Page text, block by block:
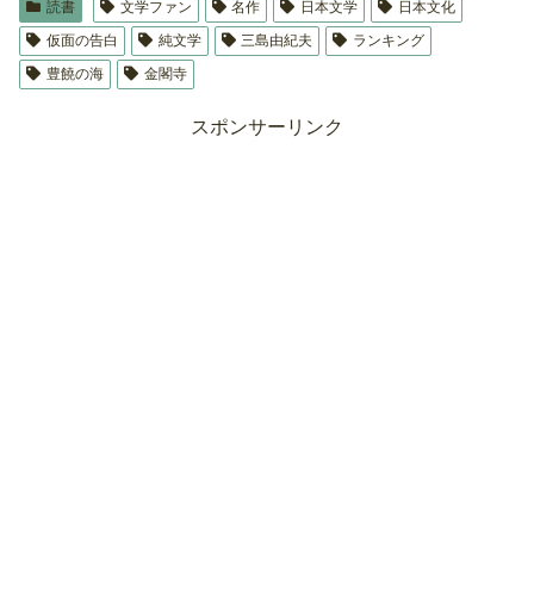
読書 文学ファン 名作 日本文学
日本文化
仮面の告白
純文学 三島由紀夫
ランキング
豊饒の海
金閣寺
スポンサーリンク